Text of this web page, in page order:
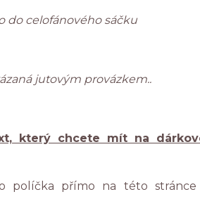
do celofánového sáčku
jutovým provázkem..
který chcete mít na
políčka přímo na této stránce